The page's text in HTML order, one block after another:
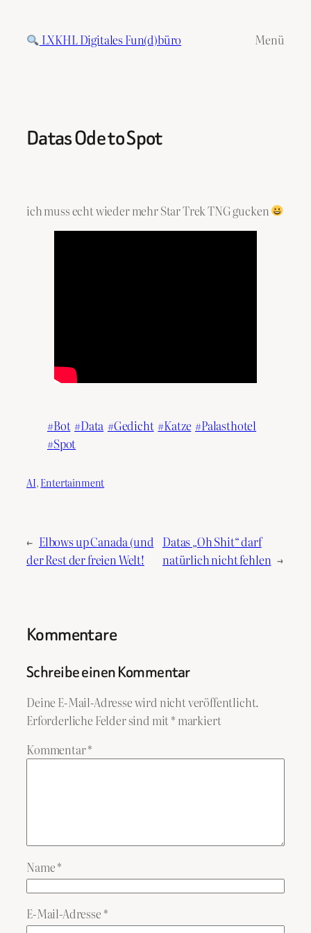
Inhalt
springen
LXKHL Digitales Fun(d)büro Menü
Datas Ode to Spot
ich muss echt wieder mehr Star Trek TNG gucken
Bot Data Gedicht Katze
Palasthotel
Spot
AI, Entertainment
← Elbows up Canada (und
der Rest der freien Welt!
Datas „Oh Shit“ darf
natürlich nicht fehlen →
Kommentare
Schreibe einen Kommentar
Deine E-Mail-Adresse wird nicht veröffentlicht.
Erforderliche Felder sind mit* markiert
Kommentar*
Name*
E-Mail-Adresse *